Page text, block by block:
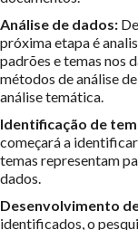
Análise de dados:
próxima etapa é
padrões e temas nos
métodos de análise
análise temática.
Identificação de
começará a
temas representam
dados.
Desenvolvimento
identificados, o